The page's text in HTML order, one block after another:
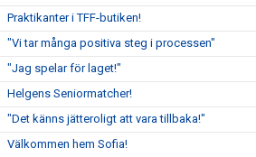
Praktikanter i TFF-butiken!
"Vi tar många positiva steg i processen"
"Jag spelar för laget!"
Helgens Seniormatcher!
"Det känns jätteroligt att vara tillbaka!"
Välkommen hem Sofia!